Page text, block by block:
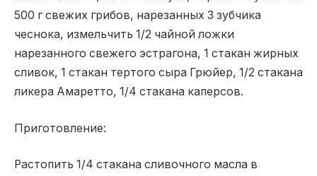
500 г свежих грибов, нарезанных 3 зубчика
чеснока, измельчить 1/2 чайной ложки
нарезанного свежего эстрагона, 1 стакан жирных
сливок, 1 стакан тертого сыра Грюйер, 1/2 стакана
ликера Амаретто, 1/4 стакана каперсов.
Приготовление:
Растопить 1/4 стакана сливочного масла в